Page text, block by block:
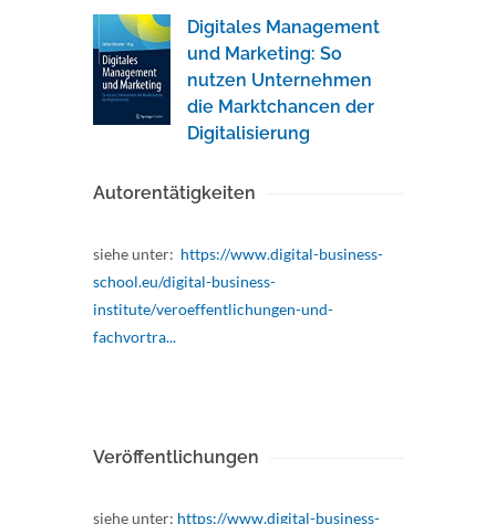
Digitales Management
und Marketing: So
nutzen Unternehmen
die Marktchancen der
Digitalisierung
Autorentätigkeiten
siehe unter: https://www.digital-business-
school.eu/digital-business-
institute/veroeffentlichungen-und-
fachvortra...
Veröffentlichungen
siehe unter: https://www.digital-business-